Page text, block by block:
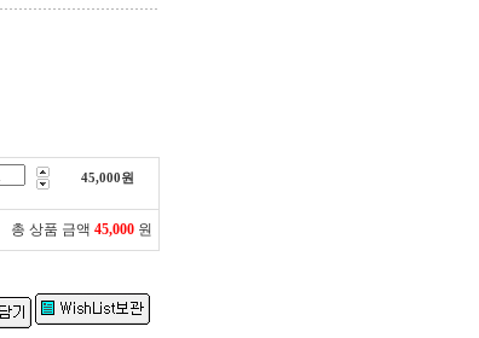
45,000원
총 상품 금액 45,000 원